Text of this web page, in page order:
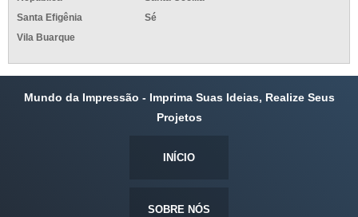
Santa Efigênia
Sé
Vila Buarque
Mundo da Impressão - Imprima Suas Ideias, Realize Seus
Projetos
INÍCIO
SOBRE NÓS